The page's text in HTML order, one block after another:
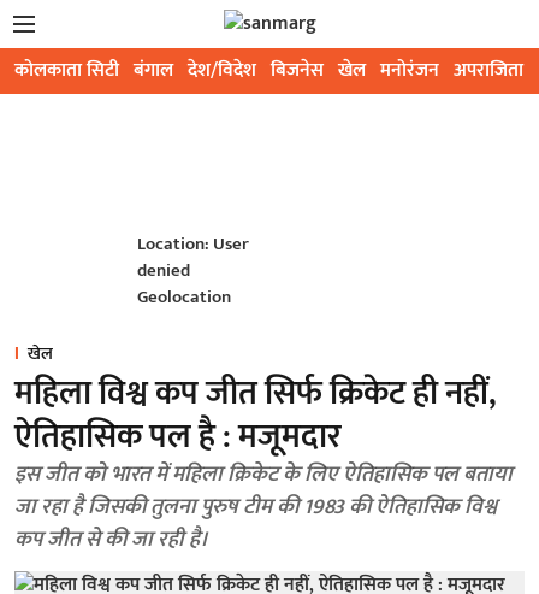
कोलकाता सिटी बंगाल देश/विदेश बिजनेस खेल मनोरंजन अपराजिता
Location: User
denied
Geolocation
खेल
महिला विश्व कप जीत सिर्फ क्रिकेट ही नहीं,
ऐतिहासिक पल है : मजूमदार
इस जीत को भारत में महिला क्रिकेट के लिए ऐतिहासिक पल बताया
जा रहा है जिसकी तुलना पुरुष टीम की 1983 की ऐतिहासिक विश्व
कप जीत से की जा रही है।